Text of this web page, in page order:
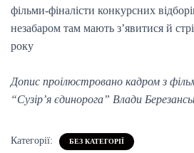
фільми-фіналісти конкурсних
незабаром там мають з’явитися й
року
Допис проілюстровано кадром з
“Сузір’я єдинорога” Влади
Категорії: БЕЗ КАТЕГОРІЇ